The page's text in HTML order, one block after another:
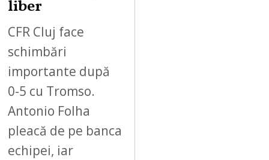
liber
CFR Cluj face
schimbări
importante după
0-5 cu Tromso.
Antonio Folha
pleacă de pe banca
echipei, iar